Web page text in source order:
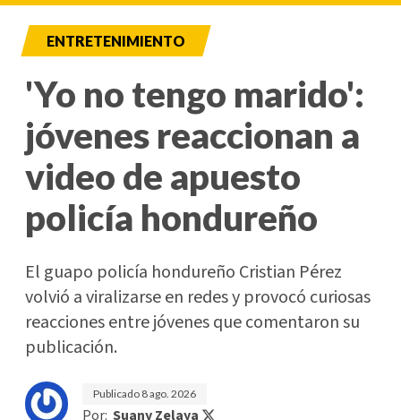
ENTRETENIMIENTO
'Yo no tengo marido':
jóvenes reaccionan a
video de apuesto
policía hondureño
El guapo policía hondureño Cristian Pérez
volvió a viralizarse en redes y provocó curiosas
reacciones entre jóvenes que comentaron su
publicación.
Publicado 8 ago. 2026
Por: Suany Zelaya